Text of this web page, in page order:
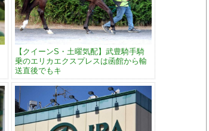
【クイーンS・土曜気配】武豊騎手騎
乗のエリカエクスプレスは函館から輸
送直後でもキ